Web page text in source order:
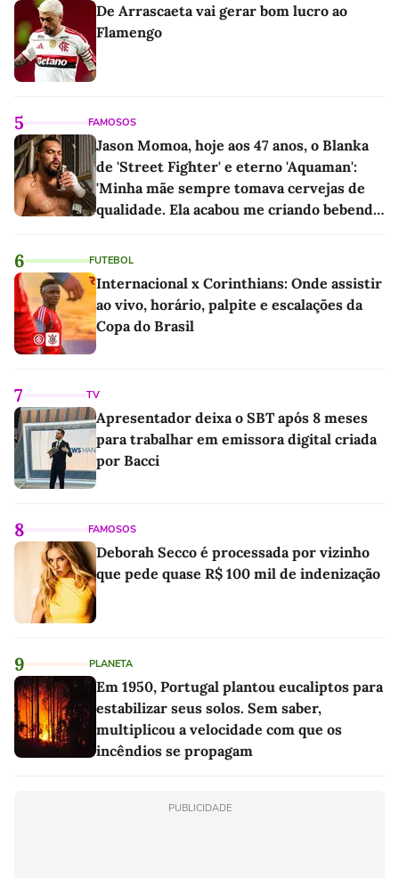
De Arrascaeta vai gerar bom lucro ao
Flamengo
5 FAMOSOS
Jason Momoa, hoje aos 47 anos, o Blanka
de 'Street Fighter' e eterno 'Aquaman':
'Minha mãe sempre tomava cervejas de
qualidade. Ela acabou me criando bebendo
6 FUTEBOL
Internacional x Corinthians: Onde assistir
ao vivo, horário, palpite e escalações da
Copa do Brasil
7 TV
Apresentador deixa o SBT após 8 meses
para trabalhar em emissora digital criada
por Bacci
8 FAMOSOS
Deborah Secco é processada por vizinho
que pede quase R$ 100 mil de indenização
9 PLANETA
Em 1950, Portugal plantou eucaliptos para
estabilizar seus solos. Sem saber,
multiplicou a velocidade com que os
incêndios se propagam
PUBLICIDADE